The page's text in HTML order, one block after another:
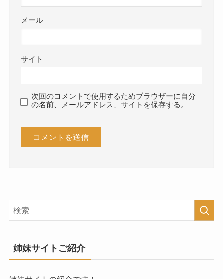
メール
サイト
次回のコメントで使用するためブラウザーに自分
の名前、メールアドレス、サイトを保存する。
姉妹サイトご紹介